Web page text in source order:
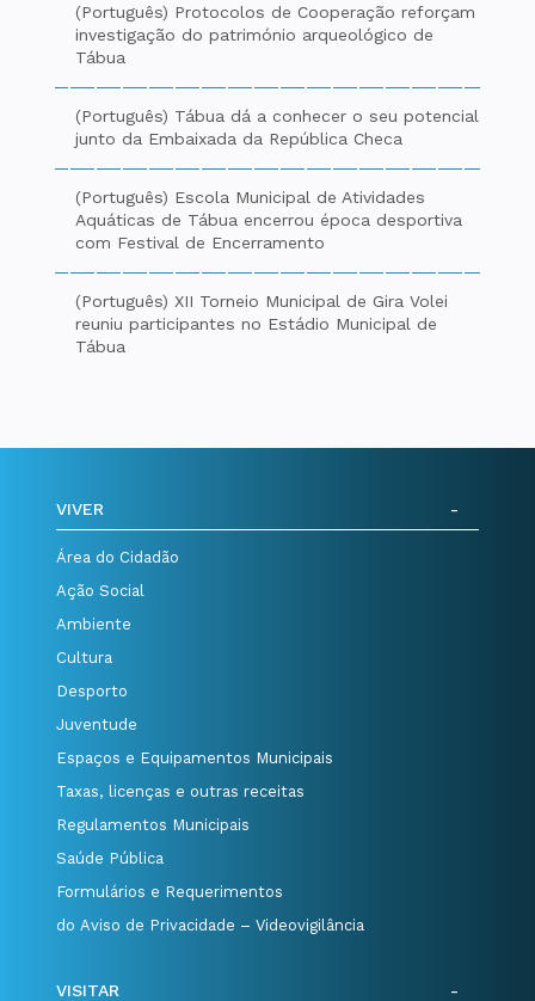
(Português) Protocolos de Cooperação reforçam
investigação do património arqueológico de
Tábua
(Português) Tábua dá a conhecer o seu potencial
junto da Embaixada da República Checa
(Português) Escola Municipal de Atividades
Aquáticas de Tábua encerrou época desportiva
com Festival de Encerramento
(Português) XII Torneio Municipal de Gira Volei
reuniu participantes no Estádio Municipal de
Tábua
VIVER
Área do Cidadão
Ação Social
Ambiente
Cultura
Desporto
Juventude
Espaços e Equipamentos Municipais
Taxas, licenças e outras receitas
Regulamentos Municipais
Saúde Pública
Formulários e Requerimentos
do Aviso de Privacidade – Videovigilância
VISITAR